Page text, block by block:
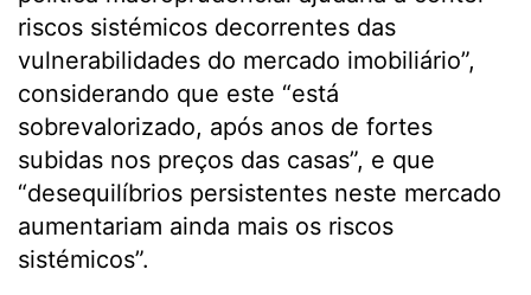
riscos sistémicos decorrentes das
vulnerabilidades do mercado imobiliário”,
considerando que este “está
sobrevalorizado, após anos de fortes
subidas nos preços das casas”, e que
“desequilíbrios persistentes neste mercado
aumentariam ainda mais os riscos
sistémicos”.